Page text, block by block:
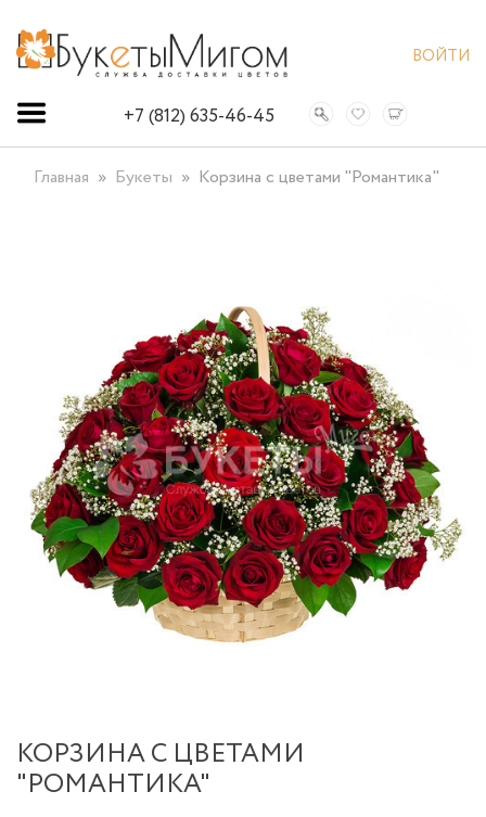
ВОЙТИ
+7 (812) 635-46-45
Главная Букеты Корзина с цветами "Романтика"
КОРЗИНА С ЦВЕТАМИ
"РОМАНТИКА"